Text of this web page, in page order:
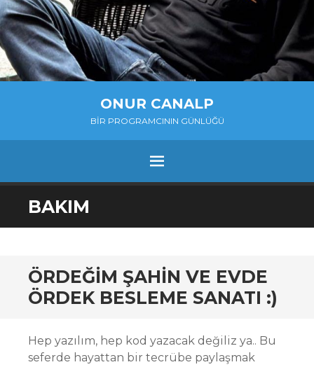
ONUR CANALP
BIR PROGRAMCININ GÜNLÜĞÜ
MENU
SKIP
TO
BAKIM
ÖRDEĞIM ŞAHIN VE EVDE
ÖRDEK BESLEME SANATI :)
Hep yazılım, hep kod yazacak değiliz ya.. Bu
seferde hayattan bir tecrübe paylaşmak